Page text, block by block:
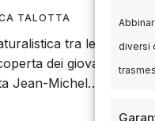
diversi
TALOTTA
tra le Alpi
dei giovani lupi
Jean-Michel…